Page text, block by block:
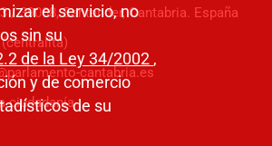
/ 39008, Santander, Cantabria. España
(centralita)
cantabria.es
ciudadanía
el servicio, no
sin su
de la Ley 34/2002 ,
y de comercio
de su